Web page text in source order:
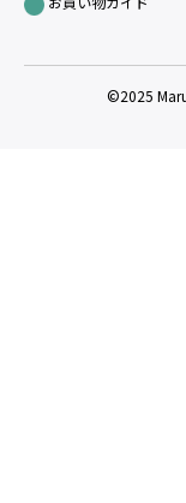
©2025